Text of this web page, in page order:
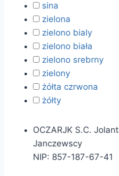
sina
zielona
zielono bialy
zielono biała
zielono srebrny
zielony
żółta czrwona
żółty
OCZARJK S.C.
Janczewscy
NIP: 857-187-67-41